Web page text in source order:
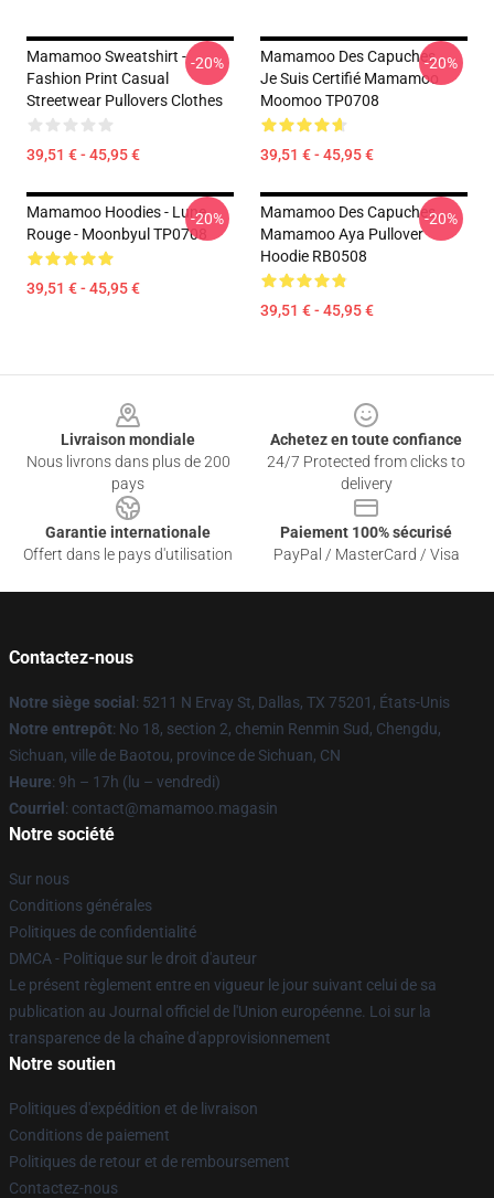
Mamamoo Sweatshirt -
Fashion Print Casual
Streetwear Pullovers Clothes
39,51 € - 45,95 €
-20%
Mamamoo Des Capuches...
Je Suis Certifié Mamamoo
Moomoo TP0708
39,51 € - 45,95 €
-20%
Mamamoo Hoodies - Lune
Rouge - Moonbyul TP0708
39,51 € - 45,95 €
-20%
Mamamoo Des Capuches...
Mamamoo Aya Pullover
Hoodie RB0508
39,51 € - 45,95 €
-20%
Livraison mondiale
Nous livrons dans plus de 200
pays
Achetez en toute confiance
24/7 Protected from clicks to
delivery
Garantie internationale
Offert dans le pays d'utilisation
Paiement 100% sécurisé
PayPal / MasterCard / Visa
Contactez-nous
Notre siège social : 5211 N Ervay St, Dallas, TX 75201, États-Unis
Notre entrepôt: No 18, section 2, chemin Renmin Sud, Chengdu,
Sichuan, ville de Baotou, province de Sichuan, CN
Heure: 9h – 17h (lu – vendredi)
Courriel : contact@mamamoo.magasin
Notre société
Sur nous
Conditions générales
Politiques de confidentialité
DMCA - Politique sur le droit d'auteur
Le présent règlement entre en vigueur le jour suivant celui de sa
publication au Journal officiel de l'Union européenne. Loi sur la
transparence de la chaîne d'approvisionnement
Notre soutien
Politiques d'expédition et de livraison
Conditions de paiement
Politiques de retour et de remboursement
Contactez-nous